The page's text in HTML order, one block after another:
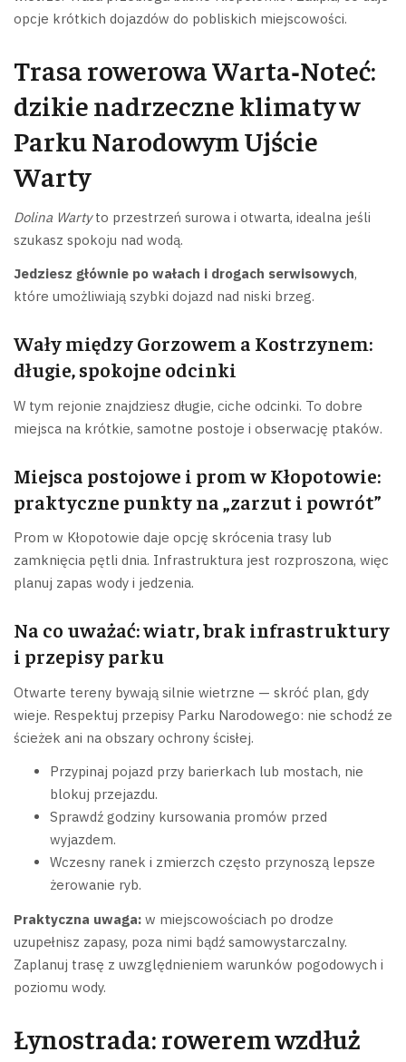
opcje krótkich dojazdów do pobliskich miejscowości.
Trasa rowerowa Warta‑Noteć:
dzikie nadrzeczne klimaty w
Parku Narodowym Ujście
Warty
Dolina Wartyto przestrzeń surowa i otwarta, idealna jeśli
szukasz spokoju nad wodą.
Jedziesz głównie po wałach i drogach serwisowych,
które umożliwiają szybki dojazd nad niski brzeg.
Wały między Gorzowem a Kostrzynem:
długie, spokojne odcinki
W tym rejonie znajdziesz długie, ciche odcinki. To dobre
miejsca na krótkie, samotne postoje i obserwację ptaków.
Miejsca postojowe i prom w Kłopotowie:
praktyczne punkty na „zarzut i powrót”
Prom w Kłopotowie daje opcję skrócenia trasy lub
zamknięcia pętli dnia. Infrastruktura jest rozproszona, więc
planuj zapas wody i jedzenia.
Na co uważać: wiatr, brak infrastruktury
i przepisy parku
Otwarte tereny bywają silnie wietrzne — skróć plan, gdy
wieje. Respektuj przepisy Parku Narodowego: nie schodź ze
ścieżek ani na obszary ochrony ścisłej.
Przypinaj pojazd przy barierkach lub mostach, nie
blokuj przejazdu.
Sprawdź godziny kursowania promów przed
wyjazdem.
Wczesny ranek i zmierzch często przynoszą lepsze
żerowanie ryb.
Praktyczna uwaga: w miejscowościach po drodze
uzupełnisz zapasy, poza nimi bądź samowystarczalny.
Zaplanuj trasę z uwzględnieniem warunków pogodowych i
poziomu wody.
Łynostrada: rowerem wzdłuż